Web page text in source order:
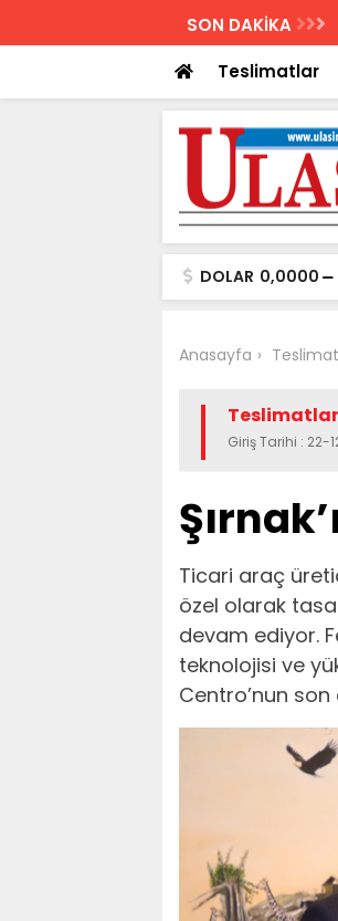
SON DAKİKA
Teslimatlar
DOLAR 0,0000
Anasayfa
Teslimatlar
Giriş Tarihi :
Ticari araç
özel olarak
devam ediyor.
teknolojisi ve
Centro’nun son